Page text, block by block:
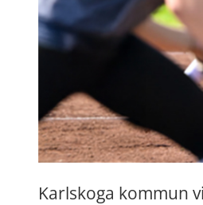
Karlskoga kommun